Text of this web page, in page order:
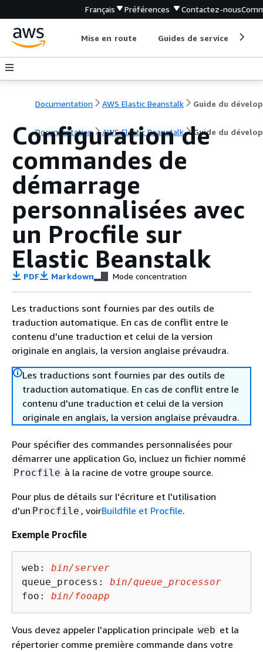
Français Préférences Contactez-nous
Mise en route Guides de service
Documentation AWS Elastic Beanstalk
Documentation AWS Elastic Beanstalk Guide du
Configuration de
commandes de
démarrage
personnalisées avec
un Procfile sur
Elastic Beanstalk
PDF Markdown Mode concentration
Les traductions sont fournies par des outils de
traduction automatique. En cas de conflit entre le
contenu d'une traduction et celui de la version
originale en anglais, la version anglaise prévaudra.
Les traductions sont fournies par des outils de
traduction automatique. En cas de conflit entre le
contenu d'une traduction et celui de la version
originale en anglais, la version anglaise prévaudra.
Pour spécifier des commandes personnalisées pour
démarrer une application Go, incluez un fichier nommé
Procfile à la racine de votre groupe source.
Pour plus de détails sur l'écriture et l'utilisation
d'un Procfile , voirBuildfile et Procfile.
Exemple Procfile
web: bin/server
queue_process: bin/queue_processor
foo: bin/fooapp
Vous devez appeler l'application principale web et la
répertorier comme première commande dans votre